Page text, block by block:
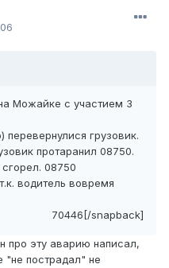
Можайке с участием 3
грузовик.
протаранил 08750.
08750
водитель вовремя
70446[/snapback]
про эту аварию написал,
"не пострадал" не